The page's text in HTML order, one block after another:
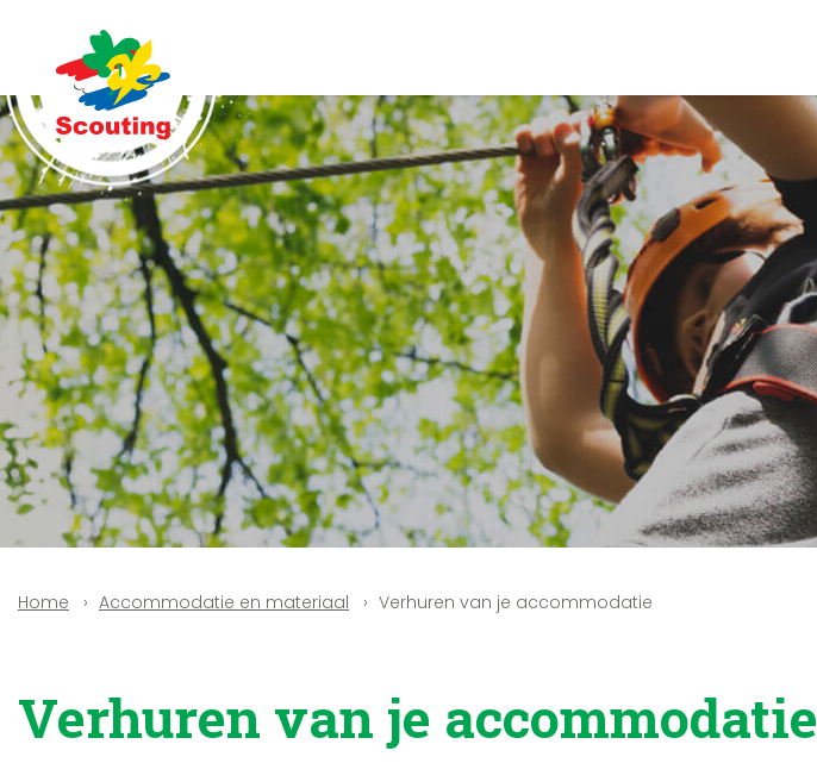
Home Accommodatie en materiaal Verhuren van je accommodatie
Verhuren van je accommodatie